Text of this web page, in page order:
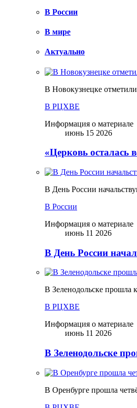
В России
В мире
Актуально
В Новокузнецке
В РЦХВЕ
Информация о материале
июнь 15 2026
«Церковь осталась
В День России
В России
Информация о материале
июнь 11 2026
В День России
В Зеленодольске
В РЦХВЕ
Информация о материале
июнь 11 2026
В Зеленодольске
В Оренбурге прошла